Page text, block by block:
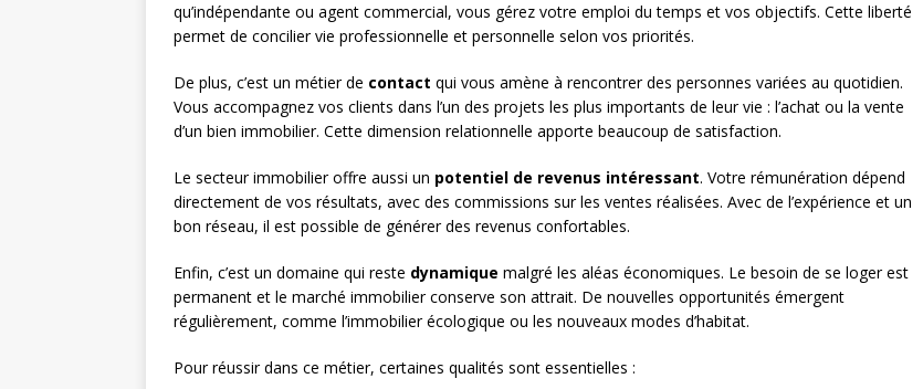
qu’indépendante ou agent commercial, vous gérez votre emploi du temps et vos objectifs. Cette liberté
permet de concilier vie professionnelle et personnelle selon vos priorités.
De plus, c’est un métier de contact qui vous amène à rencontrer des personnes variées au quotidien.
Vous accompagnez vos clients dans l’un des projets les plus importants de leur vie : l’achat ou la vente
d’un bien immobilier. Cette dimension relationnelle apporte beaucoup de satisfaction.
Le secteur immobilier offre aussi un potentiel de revenus intéressant. Votre rémunération dépend
directement de vos résultats, avec des commissions sur les ventes réalisées. Avec de l’expérience et un
bon réseau, il est possible de générer des revenus confortables.
Enfin, c’est un domaine qui reste dynamique malgré les aléas économiques. Le besoin de se loger est
permanent et le marché immobilier conserve son attrait. De nouvelles opportunités émergent
régulièrement, comme l’immobilier écologique ou les nouveaux modes d’habitat.
Pour réussir dans ce métier, certaines qualités sont essentielles :